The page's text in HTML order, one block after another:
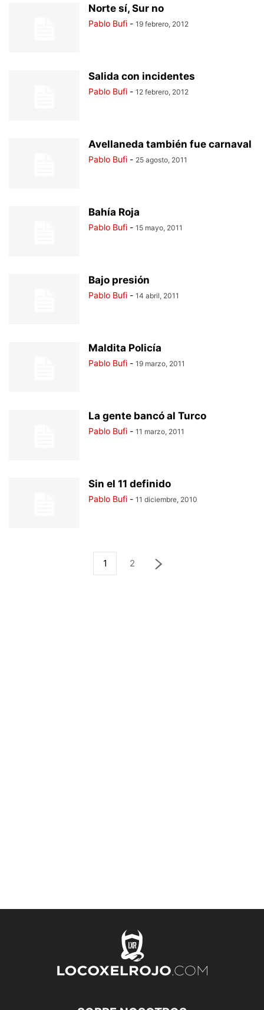
Norte sí, Sur no
Pablo Bufi - 19 febrero, 2012
Salida con incidentes
Pablo Bufi - 12 febrero, 2012
Avellaneda también fue carnaval
Pablo Bufi - 25 agosto, 2011
Bahía Roja
Pablo Bufi - 15 mayo, 2011
Bajo presión
Pablo Bufi - 14 abril, 2011
Maldita Policía
Pablo Bufi - 19 marzo, 2011
La gente bancó al Turco
Pablo Bufi - 11 marzo, 2011
Sin el 11 definido
Pablo Bufi - 11 diciembre, 2010
1 2